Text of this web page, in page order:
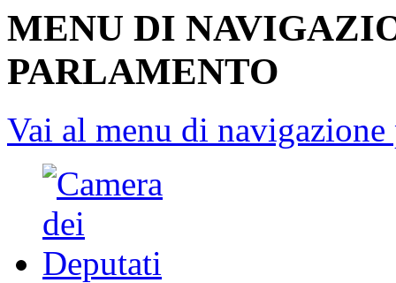
MENU DI
PARLAMENTO
Vai al menu di